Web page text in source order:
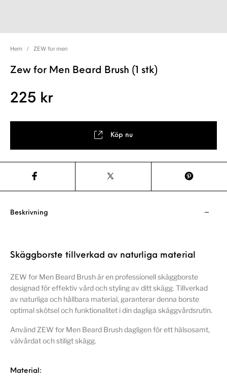
Hem / ZEW for men
Zew for Men Beard Brush (1 stk)
225 kr
Köp nu
Beskrivning
Skäggborste tillverkad av naturliga material
ZEW for Men Beard Brush är en professionell skäggborste
designad för effektiv vård och styling av ditt skägg. Tillverkad
av naturliga och hållbara material, garanterar denna borste
optimal skötsel och funktionalitet i din dagliga skäggvårdsrutin.
Använd ZEW for Men Beard Brush dagligen för ett hälsosamt,
välvårdat och stiligt skägg.
Material: